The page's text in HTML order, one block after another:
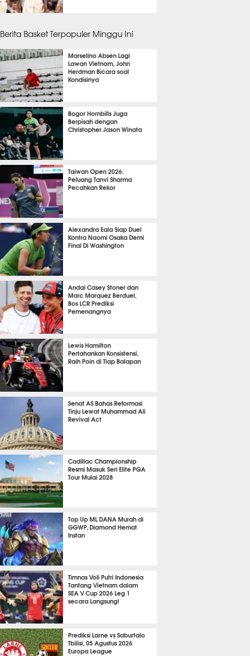
Berita Basket Terpopuler Minggu Ini
Marselino Absen Lagi
Lawan Vietnam, John
Herdman Bicara soal
Kondisinya
SEPAK BOLA
Bogor Hornbills Juga
Berpisah dengan
Christopher Jason Winata
BASKET
Taiwan Open 2026:
Peluang Tanvi Sharma
Pecahkan Rekor
BADMINTON
Alexandra Eala Siap Duel
Kontra Naomi Osaka Demi
Final Di Washington
TENIS
Andai Casey Stoner dan
Marc Marquez Berduel,
Bos LCR Prediksi
Pemenangnya
MOTOGP
Lewis Hamilton
Pertahankan Konsistensi,
Raih Poin di Tiap Balapan
F1
Senat AS Bahas Reformasi
Tinju Lewat Muhammad Ali
Revival Act
TINJU
Cadillac Championship
Resmi Masuk Seri Elite PGA
Tour Mulai 2028
GOLF
Top Up ML DANA Murah di
GGWP, Diamond Hemat
Instan
ESPORTS
Timnas Voli Putri Indonesia
Tantang Vietnam dalam
SEA V Cup 2026 Leg 1
secara Langsung!
OLAHRAGA LAIN
Prediksi Larne vs Saburtalo
Tbilisi, 05 Agustus 2026
Europa League